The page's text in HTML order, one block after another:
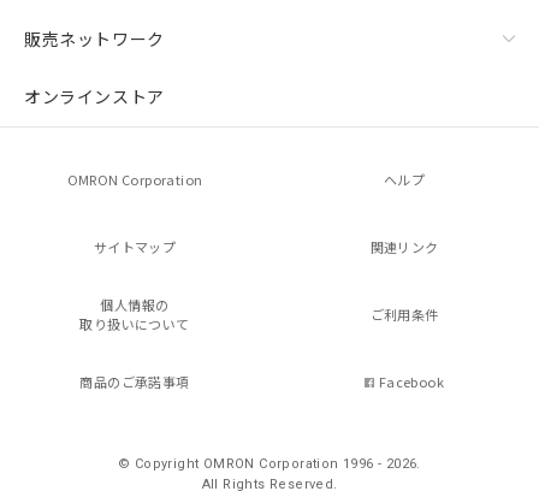
販売ネットワーク
オンラインストア
OMRON Corporation ヘルプ
サイトマップ 関連リンク
個人情報の
取り扱いについて
ご利用条件
商品のご承諾事項 Facebook
© Copyright OMRON Corporation 1996 - 2026.
All Rights Reserved.